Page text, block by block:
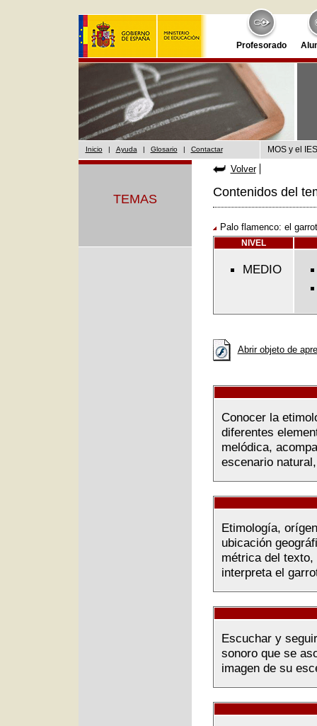
Profesorado
Inicio | Ayuda | Glosario | Contactar MOS y el
TEMAS
Volver
Contenidos del
Palo flamenco: el
NIVEL
MEDIO
Abrir objeto de
Conocer la
diferentes
melódica,
escenario
Etimología,
ubicación
métrica del
interpreta el
Escuchar y
sonoro que se
imagen de su